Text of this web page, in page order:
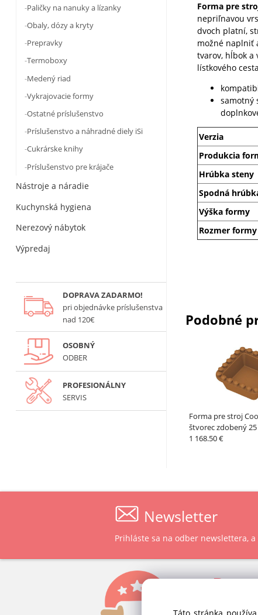
Paličky na nanuky a lízanky
Obaly, dózy a kryty
Prepravky
Termoboxy
Medený riad
Vykrajovacie formy
Ostatné príslušenstvo
Príslušenstvo a náhradné diely iSi
Cukrárske knihy
Príslušenstvo pre krájače
Nástroje a náradie
Kuchynská hygiena
Nerezový nábytok
Výpredaj
DOPRAVA ZADARMO!
pri objednávke príslušenstva
nad 120€
OSOBNÝ
ODBER
PROFESIONÁLNY
SERVIS
Forma pre
nepriľnavou
dvoch platní,
možné naplniť
tvarov, hĺbok a
lístkového
samotný
Verzia
Produkcia
Hrúbka steny
Spodná
Výška formy
Rozmer formy
Podobné
Forma pre stroj
štvorec zdobený 25
1 168.50 €
Newsletter
Prihláste sa na odber newslettera,
P